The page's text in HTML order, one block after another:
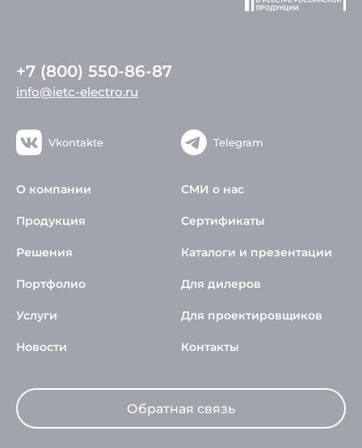
+7 (800) 550-86-87
info@ietc-electro.ru
Vkontakte Telegram
О компании
Продукция
Решения
Портфолио
Услуги
Новости
СМИ о нас
Сертификаты
Каталоги и презентации
Для дилеров
Для проектировщиков
Контакты
Обратная связь